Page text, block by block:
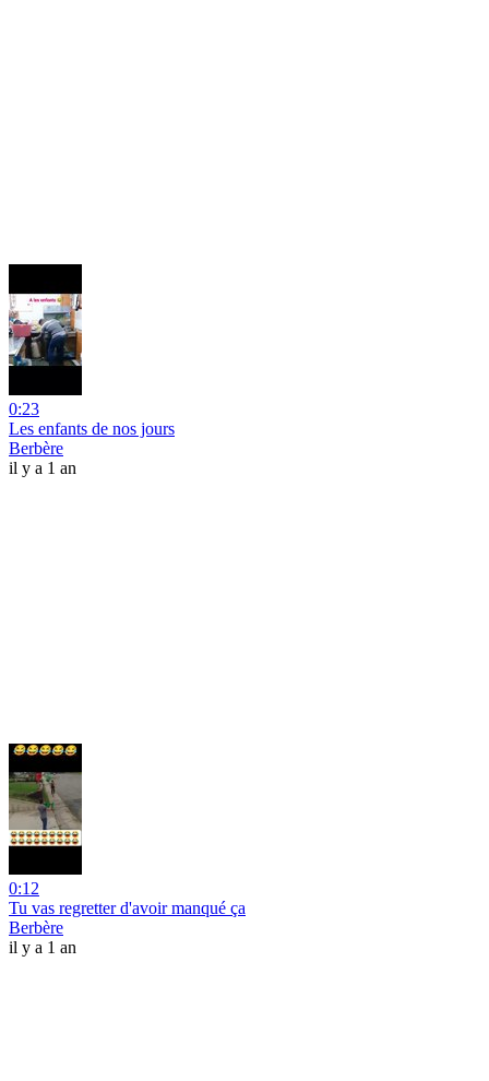
0:23
Les enfants de nos jours
Berbère
il y a 1 an
0:12
Tu vas regretter d'avoir manqué ça
Berbère
il y a 1 an